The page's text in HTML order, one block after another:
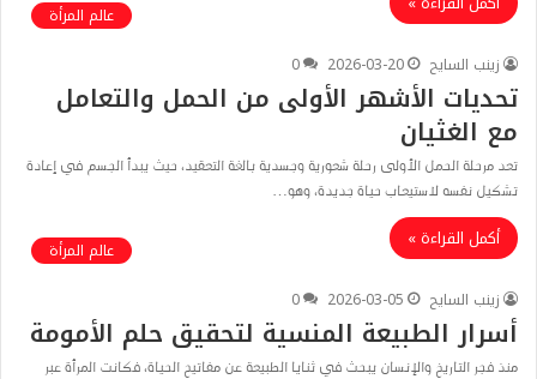
عالم المرأة
زينب السايح
2026-03-20
0
تحديات الأشهر الأولى من الحمل والتعامل
مع الغثيان
تعد مرحلة الحمل الأولى رحلة شعورية وجسدية بالغة التعقيد، حيث يبدأ الجسم في إعادة
تشكيل نفسه لاستيعاب حياة جديدة، وهو…
أكمل القراءة »
عالم المرأة
زينب السايح
2026-03-05
0
​أسرار الطبيعة المنسية لتحقيق حلم الأمومة
​منذ فجر التاريخ والإنسان يبحث في ثنايا الطبيعة عن مفاتيح الحياة، فكانت المرأة عبر